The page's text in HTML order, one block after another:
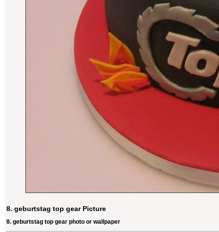
8. geburtstag top gear Picture
8. geburtstag top gear photo or wallpaper